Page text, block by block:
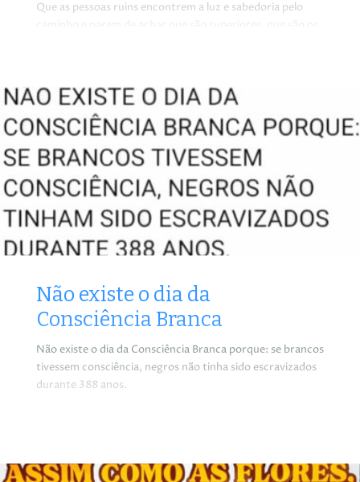
Que as pessoas ruins encontrem a luz e sabedoria pelo
caminho e parem de achar que são superiores, que são os
da hora de ser extinto do caminho da nossa humanidade.
Não existe o dia da
Consciência Branca
Não existe o dia da Consciência Branca porque: se brancos
tivessem consciência, negros não tinha sido escravizados
durante 388 anos.